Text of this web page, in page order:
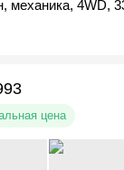
, механика, 4WD,
цена